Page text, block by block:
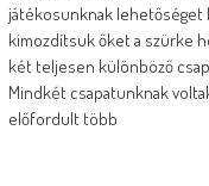
játékosunknak
kimozdítsuk őket a szürke
két teljesen különböző
Mindkét csapatunknak
előfordult több